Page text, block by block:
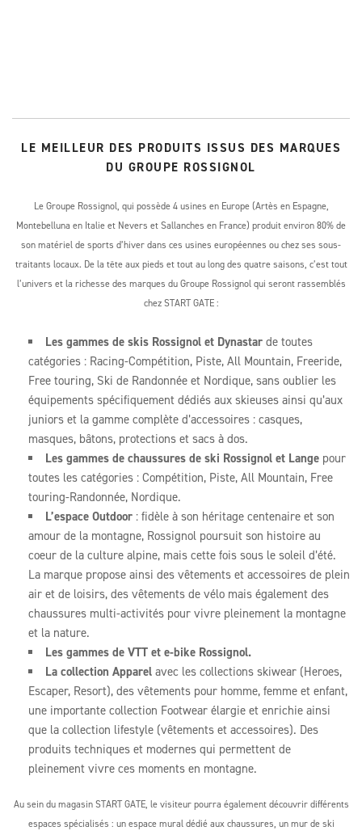
LE MEILLEUR DES PRODUITS ISSUS DES MARQUES
DU GROUPE ROSSIGNOL
Le Groupe Rossignol, qui possède 4 usines en Europe (Artès en Espagne,
Montebelluna en Italie et Nevers et Sallanches en France) produit environ 80% de
son matériel de sports d’hiver dans ces usines européennes ou chez ses sous-
traitants locaux. De la tête aux pieds et tout au long des quatre saisons, c’est tout
l’univers et la richesse des marques du Groupe Rossignol qui seront rassemblés
chez START GATE :
Les gammes de skis Rossignol et Dynastar de toutes
catégories : Racing-Compétition, Piste, All Mountain, Freeride,
Free touring, Ski de Randonnée et Nordique, sans oublier les
équipements spécifiquement dédiés aux skieuses ainsi qu’aux
juniors et la gamme complète d’accessoires : casques,
masques, bâtons, protections et sacs à dos.
Les gammes de chaussures de ski Rossignol et Lange pour
toutes les catégories : Compétition, Piste, All Mountain, Free
touring-Randonnée, Nordique.
L’espace Outdoor : fidèle à son héritage centenaire et son
amour de la montagne, Rossignol poursuit son histoire au
coeur de la culture alpine, mais cette fois sous le soleil d’été.
La marque propose ainsi des vêtements et accessoires de plein
air et de loisirs, des vêtements de vélo mais également des
chaussures multi-activités pour vivre pleinement la montagne
et la nature.
Les gammes de VTT et e-bike Rossignol.
La collection Apparel avec les collections skiwear (Heroes,
Escaper, Resort), des vêtements pour homme, femme et enfant,
une importante collection Footwear élargie et enrichie ainsi
que la collection lifestyle (vêtements et accessoires). Des
produits techniques et modernes qui permettent de
pleinement vivre ces moments en montagne.
Au sein du magasin START GATE, le visiteur pourra également découvrir différents
espaces spécialisés : un espace mural dédié aux chaussures, un mur de ski